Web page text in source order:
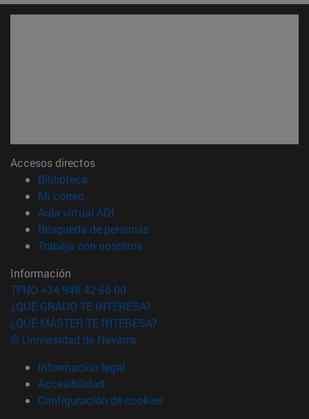
Accesos directos
Biblioteca
Mi correo(abre en nueva ventana)
Aula virtual ADI
Búsqueda de personas(abre en nueva ventana)
Trabaja con nosotros(abre en nueva ventana)
Información
TFNO +34 948 42 56 00
¿QUÉ GRADO TE INTERESA?
¿QUÉ MÁSTER TE INTERESA?
© Universidad de Navarra
Información legal
Accesibilidad
Configuración de cookies